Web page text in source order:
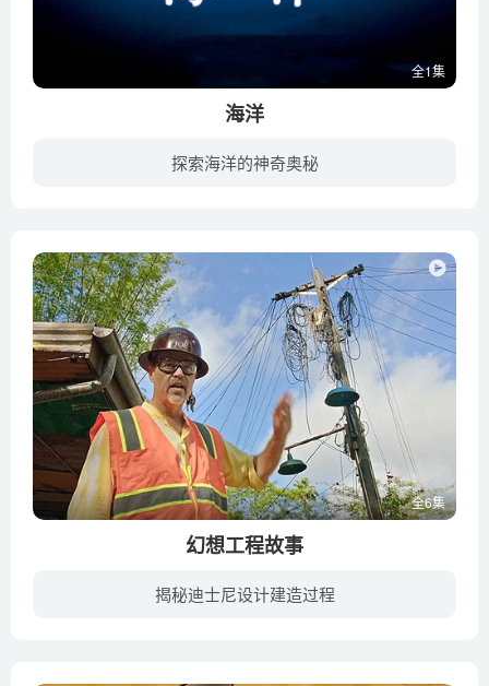
全1集
海洋
探索海洋的神奇奥秘
全6集
幻想工程故事
揭秘迪士尼设计建造过程